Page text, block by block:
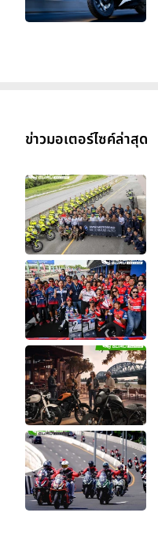
ข่าวมอเตอร์ไซค์ล่าสุด